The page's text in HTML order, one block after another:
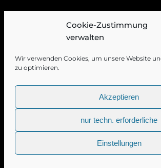
Cookie-Zustimmung
verwalten
Wir verwenden Cookies, um unsere Website
zu optimieren.
Akzeptieren
nur techn. erforderliche
Einstellungen
CATEGORIES:
PREV POST
“Komm Tanzen” am Strandpauli